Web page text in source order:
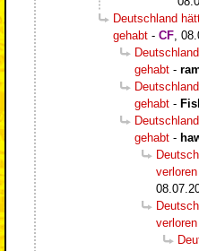
Deutschland
gehabt - CF
gehabt -
gehabt -
gehabt -